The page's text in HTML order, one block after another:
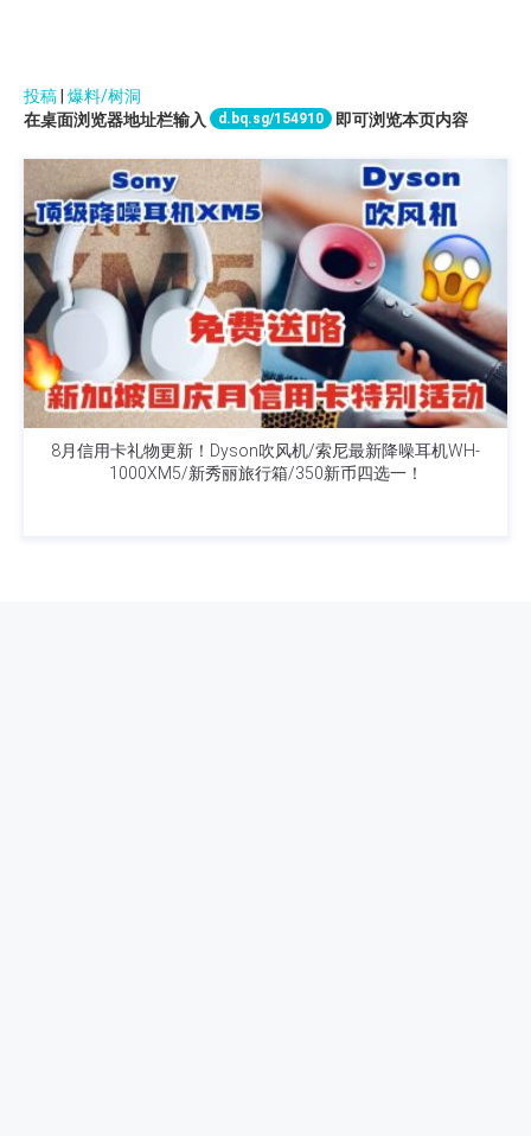
投稿 爆料/树洞
在桌面浏览器地址栏输入
d.bq.sg/154910 即可浏览本页内容
8月信用卡礼物更新！Dyson吹风机/索尼最新降噪耳机WH-
1000XM5/新秀丽旅行箱/350新币四选一！